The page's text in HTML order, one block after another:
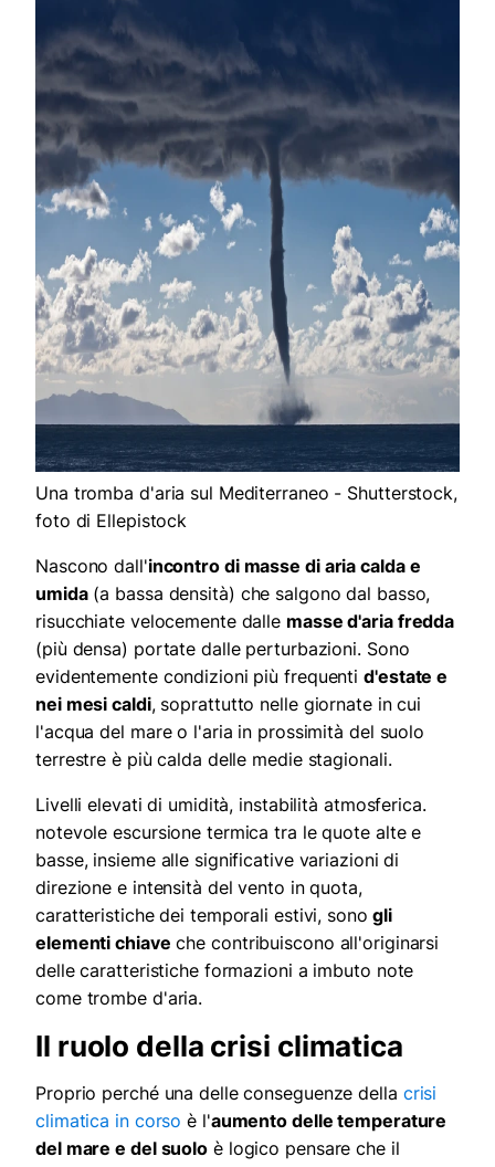
Una tromba d'aria sul Mediterraneo - Shutterstock,
foto di Ellepistock
Nascono dall'incontro di masse di aria calda e
umida(a bassa densità) che salgono dal basso,
risucchiate velocemente dalle masse d'aria fredda
(più densa) portate dalle perturbazioni. Sono
evidentemente condizioni più frequentid'estate e
nei mesi caldi, soprattutto nelle giornate in cui
l'acqua del mare o l'aria in prossimità del suolo
terrestre è più calda delle medie stagionali.
Livelli elevati di umidità, instabilità atmosferica.
notevole escursione termica tra le quote alte e
basse, insieme alle significative variazioni di
direzione e intensità del vento in quota,
caratteristiche dei temporali estivi, sono gli
elementi chiave che contribuiscono all'originarsi
delle caratteristiche formazioni a imbuto note
come trombe d'aria.
Il ruolo della crisi climatica
Proprio perché una delle conseguenze della crisi
climatica in corso è l'aumento delle temperature
del mare e del suolo è logico pensare che il